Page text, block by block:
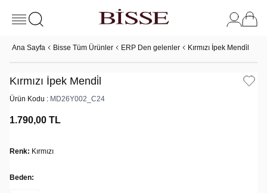
Ana Sayfa Bisse Tüm Ürünler ERP Den gelenler Kırmızı İpek Mendi̇l
Kırmızı İpek Mendi̇l
Ürün Kodu : MD26Y002_C24
1.790,00 TL
Renk: Kırmızı
Beden: